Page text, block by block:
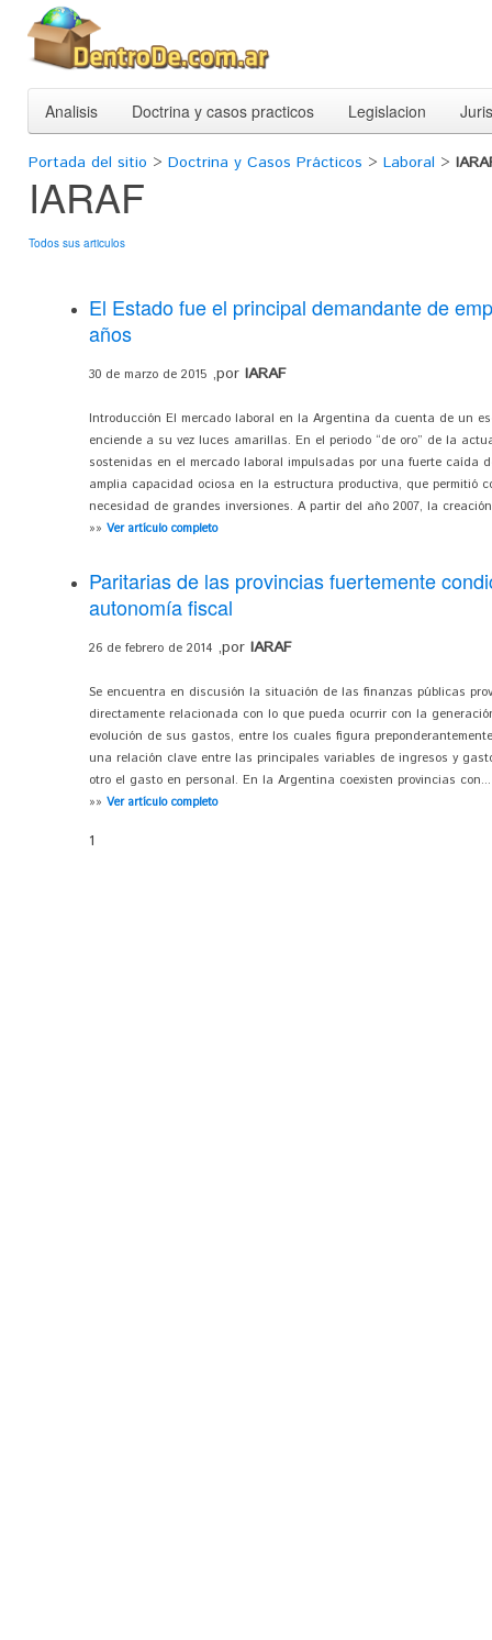
Analisis Doctrina y casos practicos Legislacion
Portada del sitio > Doctrina y Casos Prácticos > Laboral >
IARAF
Todos sus articulos
El Estado fue el principal demandante de
años
30 de marzo de 2015 ,por IARAF
Introducción El mercado laboral en la Argentina da cuenta de un
enciende a su vez luces amarillas. En el periodo “de oro” de la
sostenidas en el mercado laboral impulsadas por una fuerte caída
amplia capacidad ociosa en la estructura productiva, que permitió
necesidad de grandes inversiones. A partir del año 2007, la
»» Ver artículo completo
Paritarias de las provincias fuertemente
autonomía fiscal
26 de febrero de 2014 ,por IARAF
Se encuentra en discusión la situación de las finanzas públicas
directamente relacionada con lo que pueda ocurrir con la
evolución de sus gastos, entre los cuales figura
una relación clave entre las principales variables de ingresos y
otro el gasto en personal. En la Argentina coexisten provincias
»» Ver artículo completo
1